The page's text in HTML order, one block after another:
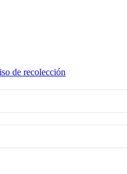
de recolección